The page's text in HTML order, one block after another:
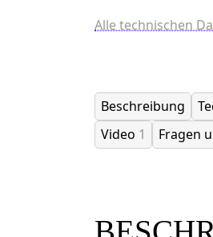
Alle technischen
Beschreibung
Video 1 Fragen